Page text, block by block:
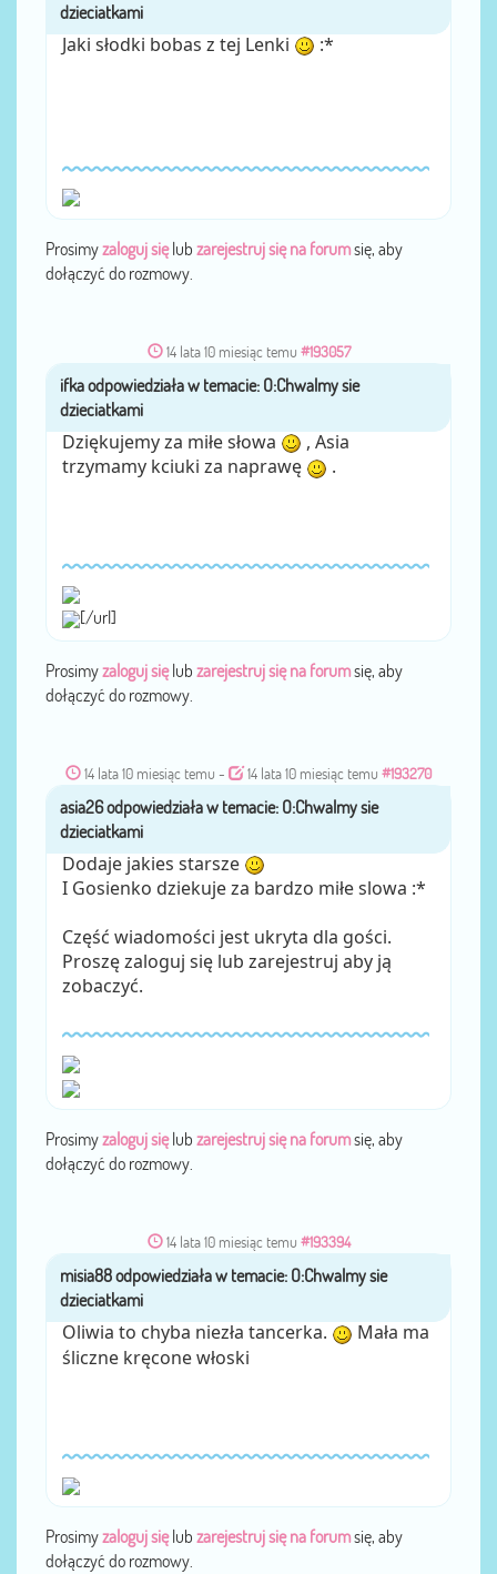
Jaki słodki bobas z tej Lenki :*
Prosimyzaloguj sięlub zarejestruj się na forumsię, aby
dołączyć do rozmowy.
14 lata 10 miesiąc temu #193057
przezifka
Dziękujemy za miłe słowa
, Asia
trzymamy kciuki za naprawę
.
[/url]
Prosimyzaloguj sięlub zarejestruj się na forumsię, aby
dołączyć do rozmowy.
14 lata 10 miesiąc temu - 14 lata 10 miesiąc temu #193270
przezasia26
Dodaje jakies starsze
I Gosienko dziekuje za bardzo miłe slowa :*
Część wiadomości jest ukryta dla gości.
Proszę zaloguj się lub zarejestruj aby ją
zobaczyć.
Prosimyzaloguj sięlub zarejestruj się na forumsię, aby
dołączyć do rozmowy.
14 lata 10 miesiąc temu #193394
przez misia88
Oliwia to chyba niezła tancerka.
Mała ma
śliczne kręcone włoski
Prosimyzaloguj sięlub zarejestruj się na forumsię, aby
dołączyć do rozmowy.